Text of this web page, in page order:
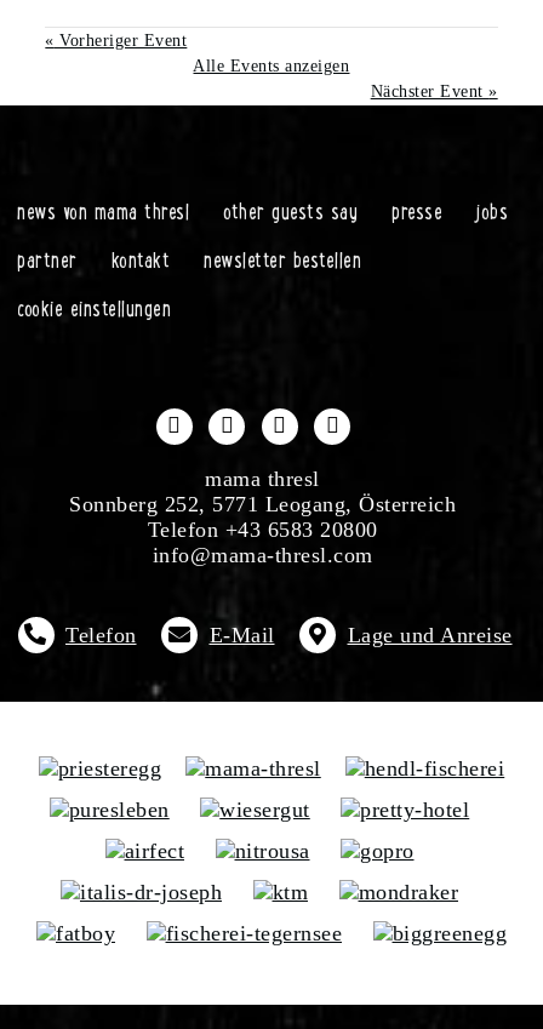
« Vorheriger Event
Alle Events anzeigen
Nächster Event»
news von mama thresl other guests say presse
jobs
partner
kontakt
newsletter bestellen
cookie einstellungen
mama thresl
Sonnberg 252, 5771 Leogang, Österreich
Telefon +43 6583 20800
info@mama-thresl.com
Telefon E-Mail Lage und Anreise